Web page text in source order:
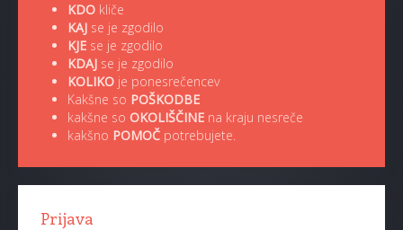
KDO kliče
KAJ se je zgodilo
KJE se je zgodilo
KDAJ se je zgodilo
KOLIKO je ponesrečencev
Kakšne so POŠKODBE
kakšne so OKOLIŠČINE na kraju nesreče
kakšno POMOČ potrebujete.
Prijava